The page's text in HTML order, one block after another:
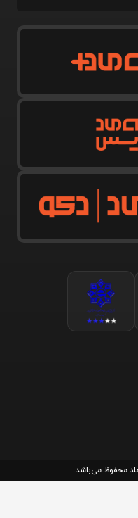
محفوظ می‌باشد.